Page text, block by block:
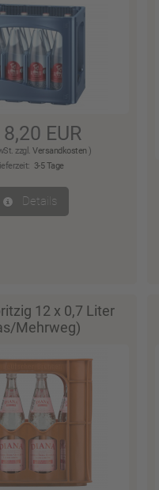
EUR
zzgl.Versandkosten )
3-5 Tage
Details
12 x 0,7 Liter
Mehrweg)